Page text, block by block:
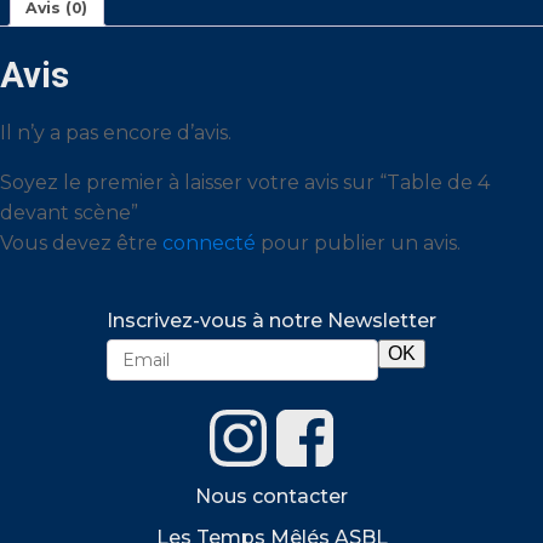
Avis (0)
Avis
Il n’y a pas encore d’avis.
Soyez le premier à laisser votre avis sur “Table de 4
devant scène”
Vous devez être connecté pour publier un avis.
Inscrivez-vous à notre Newsletter
Nous contacter
Les Temps Mêlés ASBL